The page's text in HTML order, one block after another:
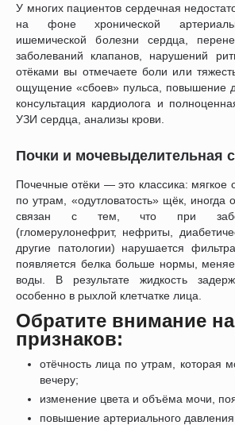
У многих пациентов сердечная
на фоне хронической
ишемической болезни сердца,
заболеваний клапанов, нарушений
отёками вы отмечаете боли или
ощущение «сбоев» пульса, повышение
консультация кардиолога и
УЗИ сердца, анализы крови.
Почки и мочевыделительная
Почечные отёки — это классика: мягкое
по утрам, «одутловатость» щёк, иногда
связан с тем, что при
(гломерулонефрит, нефриты,
другие патологии) нарушается
появляется белка больше нормы,
воды. В результате жидкость
особенно в рыхлой клетчатке лица.
Обратите внимание
признаков:
отёчность лица по утрам, которая
вечеру;
изменение цвета и объёма мочи,
повышение артериального